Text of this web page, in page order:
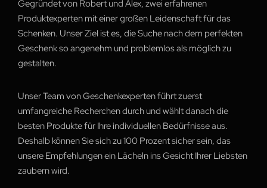
Gegründet von Robert und Alex, zwei erfahrenen
Produktexperten mit einer großen Leidenschaft für das
Schenken. Unser Ziel ist es, die Suche nach dem perfekten
Geschenk so angenehm und problemlos als möglich zu
gestalten.
Unser Team von Geschenkexperten führt zuerst
umfangreiche Recherchen durch und wählt danach die
besten Produkte für Ihre individuellen Bedürfnisse aus.
Deshalb können Sie sich zu 100 Prozent sicher sein, das
unsere Empfehlungen ein Lächeln ins Gesicht Ihrer Liebsten
zaubern wird.